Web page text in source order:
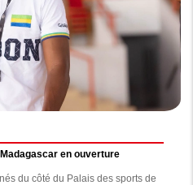
en ouverture
du côté du Palais des sports de